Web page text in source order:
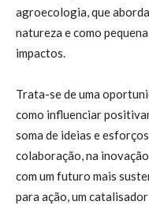
agroecologia, que
natureza e como
impactos.
Trata-se de uma
como influenciar
soma de ideias e
colaboração, na
com um futuro mais
para ação, um